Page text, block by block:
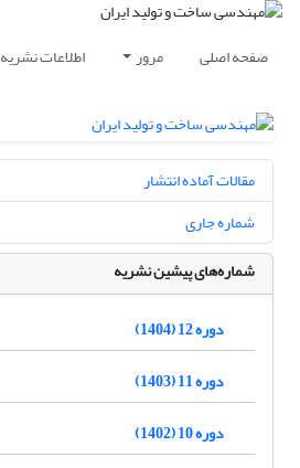
صفحه اصلی مرور اطلاعات نشریه
مقالات آماده انتشار
شماره جاری
شماره‌های پیشین نشریه
دوره 12 (1404)
دوره 11 (1403)
دوره 10 (1402)